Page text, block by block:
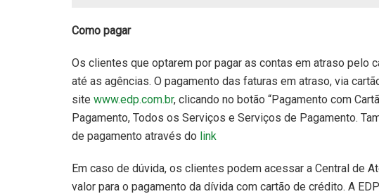
Como pagar
Os clientes que optarem por pagar as contas em atraso pelo
até as agências. O pagamento das faturas em atraso, via
site www.edp.com.br, clicando no botão “Pagamento com
Pagamento, Todos os Serviços e Serviços de Pagamento.
de pagamento através do link
Em caso de dúvida, os clientes podem acessar a Central de
valor para o pagamento da dívida com cartão de crédito. A